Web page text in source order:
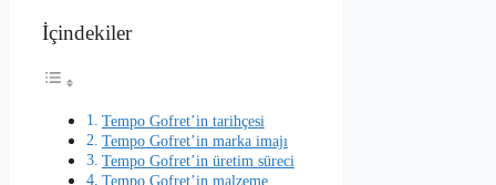
İçindekiler
Tempo Gofret’in tarihçesi
Tempo Gofret’in marka imajı
Tempo Gofret’in üretim süreci
Tempo Gofret’in malzeme